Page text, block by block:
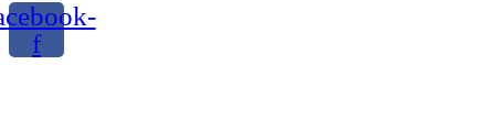
f